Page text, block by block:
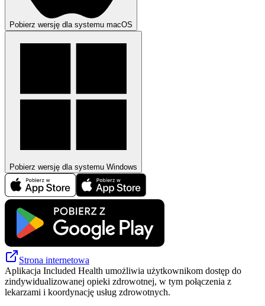
Pobierz wersję dla systemu macOS
Pobierz wersję dla systemu Windows
Strona internetowa
Aplikacja Included Health umożliwia użytkownikom dostęp do
zindywidualizowanej opieki zdrowotnej, w tym połączenia z
lekarzami i koordynację usług zdrowotnych.